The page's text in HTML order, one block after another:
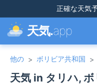
正確な天気
天気.app
他の > ボリビア共和国 >
天気 in タリハ,